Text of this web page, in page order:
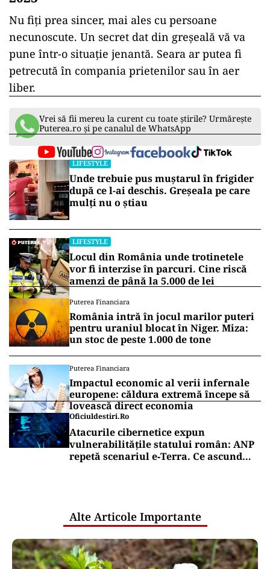
Nu fiți prea sincer, mai ales cu persoane
necunoscute. Un secret dat din greșeală vă va
pune într-o situație jenantă. Seara ar putea fi
petrecută în compania prietenilor sau în aer
liber.
Vrei să fii mereu la curent cu toate știrile? Urmărește
Puterea.ro și pe canalul de WhatsApp
LIFESTYLE
Unde trebuie pus muștarul în frigider
după ce l-ai deschis. Greșeala pe care
mulți nu o știau
LIFESTYLE
Locul din România unde trotinetele
vor fi interzise în parcuri. Cine riscă
amenzi de până la 5.000 de lei
Puterea Financiara
România intră în jocul marilor puteri
pentru uraniul blocat în Niger. Miza:
un stoc de peste 1.000 de tone
Puterea Financiara
Impactul economic al verii infernale
europene: căldura extremă începe să
lovească direct economia
Oficiuldestiri.ro
Atacurile cibernetice expun
vulnerabilitățile statului român: ANP
repetă scenariul e‑Terra. Ce ascund
Alte Articole Importante